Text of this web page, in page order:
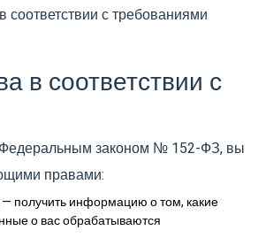
соответствии с требованиями
в соответствии с
Федеральным законом № 152-ФЗ, вы
правами:
— получить информацию о том, какие
о вас обрабатываются